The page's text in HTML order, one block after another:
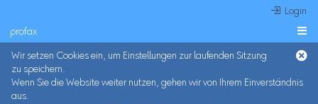
 Login
profax 
Wir setzen Cookies ein, um Einstellungen zur laufenden Sitzung
zu speichern.
Wenn Sie die Website weiter nutzen, gehen wir von Ihrem Einverständnis
aus.